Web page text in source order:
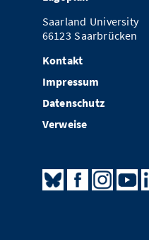
Saarland University
66123 Saarbrücken
Kontakt
Impressum
Datenschutz
Verweise